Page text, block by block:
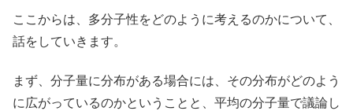
ここからは、多分子性をどのように考えるのかについて、
話をしていきます。
まず、分子量に分布がある場合には、その分布がどのよう
に広がっているのかということと、平均の分子量で議論し